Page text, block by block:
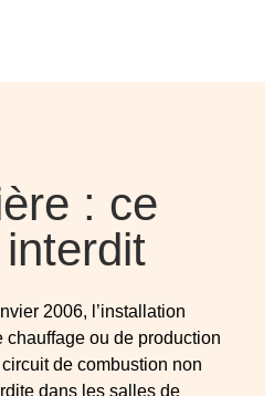
: ce
2006, l’installation
chauffage ou de production
de combustion non
dans les salles de